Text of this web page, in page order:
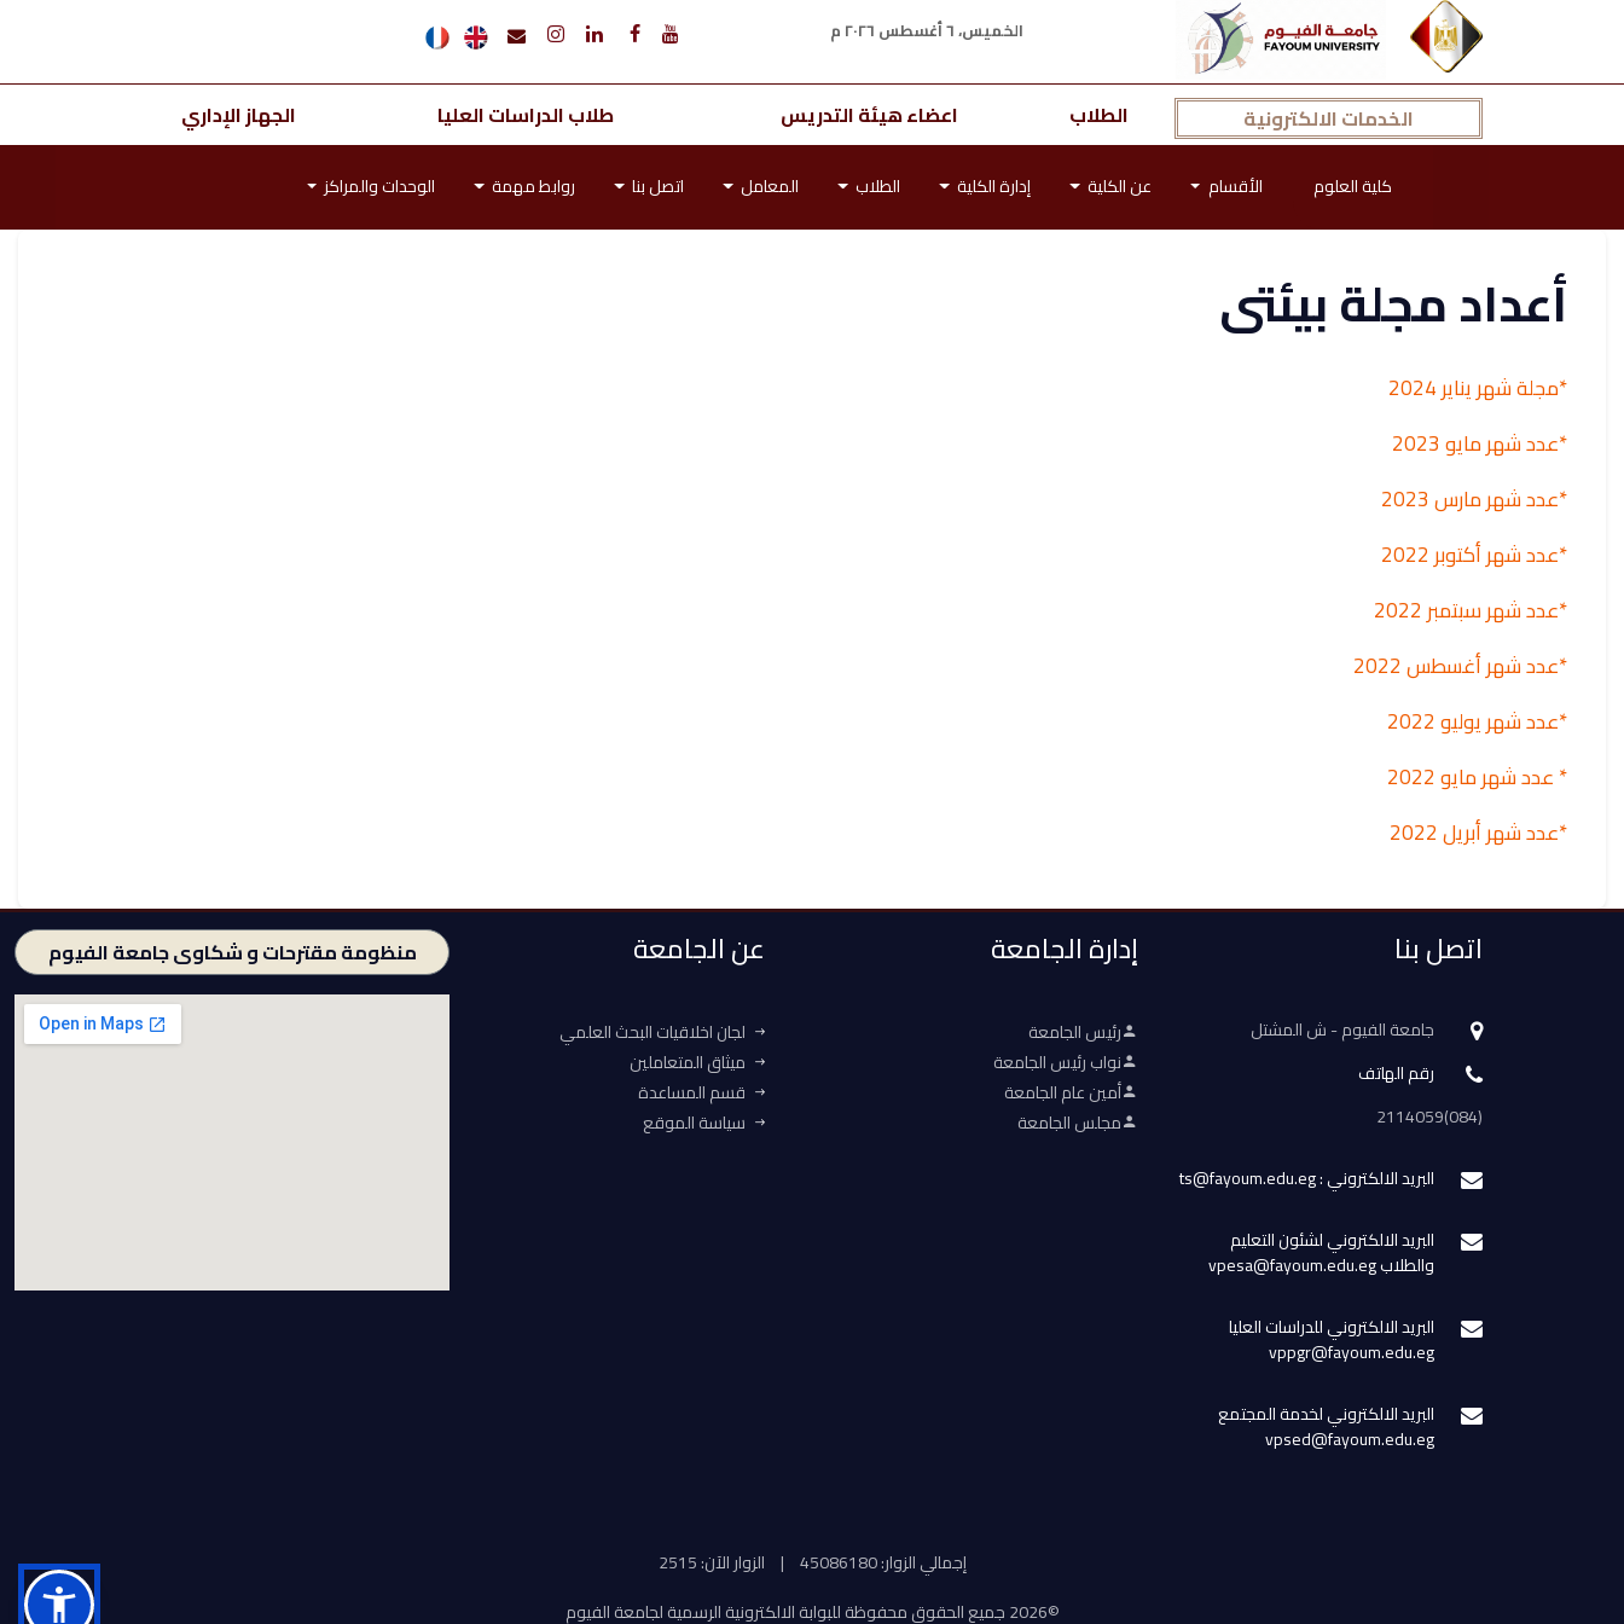
الخميس، ٦ أغسطس ٢٠٢٦ م
الخدمات الالكترونية الطلاب اعضاء هيئة التدريس طلاب الدراسات العليا الجهاز الإداري
كلية العلوم الأقسام عن الكلية إدارة الكلية الطلاب المعامل اتصل بنا روابط مهمة الوحدات والمراكز
أعداد مجلة بيئتى
*مجلة شهر يناير 2024
*عدد شهر مايو 2023
*عدد شهر مارس 2023
*عدد شهر أكتوبر 2022
*عدد شهر سبتمبر 2022
*عدد شهر أغسطس 2022
*عدد شهر يوليو 2022
* عدد شهر مايو 2022
*عدد شهر أبريل 2022
اتصل بنا
جامعة الفيوم - ش المشتل
رقم الهاتف
(084)2114059
البريد الالكتروني : ts@fayoum.edu.eg
البريد الالكتروني لشئون التعليم
والطلاب vpesa@fayoum.edu.eg
البريد الالكتروني للدراسات العليا
vppgr@fayoum.edu.eg
البريد الالكتروني لخدمة المجتمع
vpsed@fayoum.edu.eg
إدارة الجامعة
رئيس الجامعة
نواب رئيس الجامعة
أمين عام الجامعة
مجلس الجامعة
عن الجامعة
لجان اخلاقيات البحث العلمي
ميثاق المتعاملين
قسم المساعدة
سياسة الموقع
منظومة مقترحات و شكاوى جامعة الفيوم
إجمالي الزوار: 45086180 | الزوار الآن: 2515
©2026 جميع الحقوق محفوظة للبوابة الالكترونية الرسمية لجامعة الفيوم